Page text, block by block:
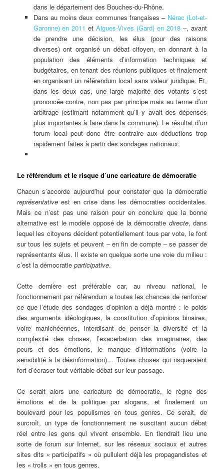
dans le département des Bouches-du-Rhône.
Dans au moins deux communes françaises – Nérac (Lot-et-
Garonne) en 2011 etAigues-Vives (Gard) en 2018 –, avant
de prendre une décision, les élus (pour des raisons
diverses) ont organisé un débat citoyen, en donnant à la
population des éléments d’information techniques et
budgétaires, en tenant des réunions publiques et finalement
en organisant un référendum local sans valeur juridique. Et,
dans les deux cas, une large majorité des votants s’est
prononcée contre, non pas par principe mais au terme d’un
arbitrage (estimant notamment qu’il y avait des dépenses
plus importantes à faire dans la commune). Le résultat d’un
forum local peut donc être contraire aux déductions trop
rapidement faites à partir des sondages nationaux.
Le référendum et le risque d’une caricature de démocratie
Chacun s’accorde aujourd’hui pour constater que la démocratie
représentative est en crise dans les démocraties occidentales.
Mais ce n’est pas une raison pour en conclure que la bonne
alternative est le modèle opposé de la démocratie directe, dans
lequel les citoyens décident potentiellement tous par vote, le font
sur tous les sujets et peuvent – en fin de compte – se passer de
représentants élus. Il existe en quelque sorte une voie du milieu :
c’est la démocratieparticipative.
Cette dernière est préférable car, au niveau national, le
fonctionnement par référendum a toutes les chances de renforcer
ce que l’étude des sondages d’opinion a déjà montré : le poids
des arguments idéologiques, la constitution d’opinions binaires,
voire manichéennes, interdisant de penser la diversité et la
complexité des choses, l’exacerbation des imaginaires, des
peurs et des émotions, le manque d’informations (voire la
sensibilité à la désinformation)… Toutes choses qui risqueraient
fort d’écraser tout véritable débat sur leur passage.
Ce serait alors une caricature de démocratie, le règne des
émotions et de la politique par slogans, et finalement un
boulevard pour les populismes en tous genres. Ce serait, de
surcroît, un type de fonctionnement ne suscitant aucun débat
réel entre les gens qui vivent ensemble. En tiendrait lieu une
sorte de forum sur Internet, sur les réseaux sociaux et autres
sites dits « participatifs » où pullulent déjà les propagandistes et
les « trolls » en tous genres.